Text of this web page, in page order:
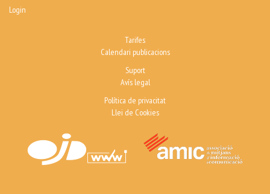
Login
Tarifes
Calendari publicacions
Suport
Avís legal
Política de privacitat
Llei de Cookies